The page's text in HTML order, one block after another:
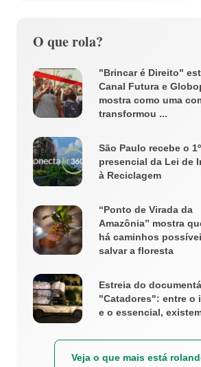
O que rola?
"Brincar é Direito"
Canal Futura e
mostra como uma
transformou ...
São Paulo recebe o
presencial da Lei de
à Reciclagem
“Ponto de Virada da
Amazônia” mostra
há caminhos
salvar a floresta
Estreia do
"Catadores": entre o
e o essencial,
Veja o que mais está